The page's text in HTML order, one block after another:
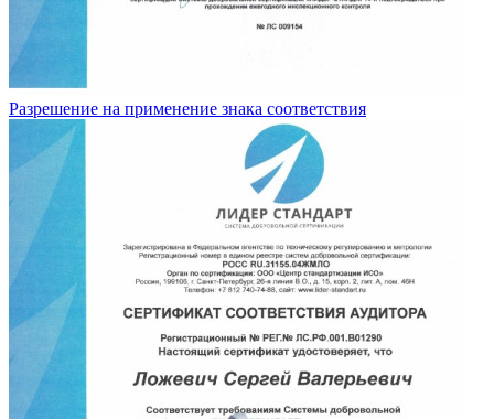
Разрешение на применение знака соответствия